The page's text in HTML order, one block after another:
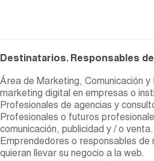
Destinatarios. Responsables
Área de Marketing, Comunicación
marketing digital en empresas o
Profesionales de agencias y
Profesionales o futuros
comunicación, publicidad y / o venta.
Emprendedores o responsables de
quieran llevar su negocio a la web.